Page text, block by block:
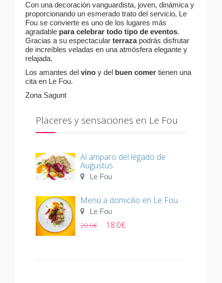
Con una decoración vanguardista, joven, dinámica y
proporcionando un esmerado trato del servicio, Le
Fou se convierte es uno de los lugares más
agradable para celebrar todo tipo de eventos.
Gracias a su espectacular terraza podrás disfrutar
de increíbles veladas en una atmósfera elegante y
relajada.
Los amantes del vino y del buen comer tienen una
cita en Le Fou.
Zona Sagunt
Placeres y sensaciones en Le Fou
Al amparo del legado de
Augustus
Le Fou
Menú a domicilio en Le Fou
Le Fou
20.0€ 18.0€